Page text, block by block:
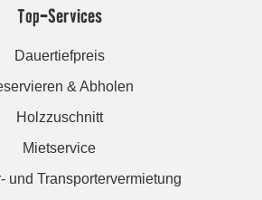
Top-Services
Dauertiefpreis
& Abholen
Holzzuschnitt
Mietservice
und Transportervermietung